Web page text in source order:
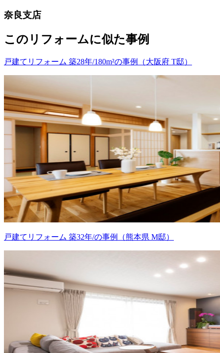
奈良支店
このリフォームに似た事例
戸建てリフォーム 築28年/180m²の事例（大阪府 T邸）
戸建てリフォーム 築32年/の事例（熊本県 M邸）